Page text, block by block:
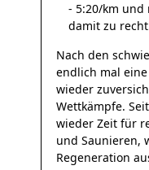
- 5:20/km und
damit zu
Nach den
endlich mal
wieder
Wettkämpfe.
wieder Zeit für
und Saunieren,
Regeneration